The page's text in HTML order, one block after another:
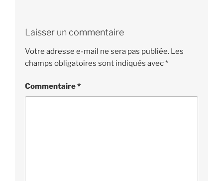
Laisser un commentaire
Votre adresse e-mail ne sera pas publiée. Les
champs obligatoires sont indiqués avec*
Commentaire*